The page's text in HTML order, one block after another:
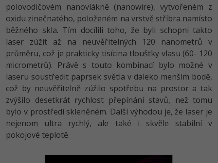
Spring
ASP.NET MVC
Django
Best practices
MySQL/MariaDB
MS-SQL
SQLite
Grafik / UX/UI návrhář
3D grafik
Projektový manažer
Databázový analytik
Copywriter
WordPress specialista
Kotlin
C -80%
VB.NET
SQL
Návrh SW -80%
Algoritmy -41%
Umělá inteligence (AI)
Business
Kryptoměny -25%
Copywriting -30%
MS Office -80%
Google Dokumenty
Time management
Windows
Adobe After Effects
Blender -80%
Inkscape
Fotografování -80%
Video
Ostatní
polovodičovém nanovlákně (nanowire), vytvořeném z
oxidu zinečnatého, položeném na vrstvě stříbra namísto
běžného skla. Tím docílili toho, že byli schopni takto
laser zúžit až na neuvěřitelných 120 nanometrů v
průměru, což je prakticky tisícina tloušťky vlasu (60- 120
micrometrů). Právě s touto kombinací bylo možné v
laseru soustředit paprsek světla v daleko menším bodě,
což by neuvěřitelně zúžilo spotřebu na prostor a tak
zvýšilo desetkrát rychlost přepínání stavů, než tomu
bylo v prostředí skleněném. Další výhodou je, že laser je
nejenom ultra rychlý, ale také i skvěle stabilní v
pokojové teplotě.